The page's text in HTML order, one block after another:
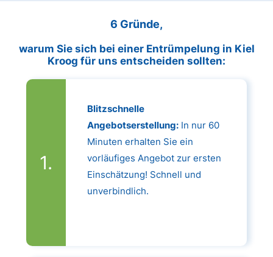
6 Gründe,
warum Sie sich bei einer Entrümpelung in Kiel
Kroog für uns entscheiden sollten:
Blitzschnelle
Angebotserstellung:In nur 60
Minuten erhalten Sie ein
vorläufiges Angebot zur ersten
Einschätzung! Schnell und
unverbindlich.